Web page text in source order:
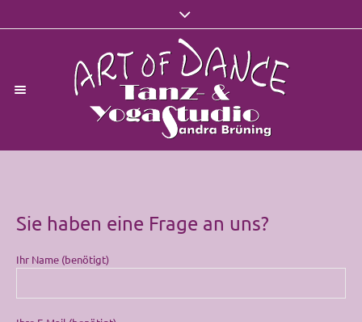
Sie haben eine Frage an uns?
Ihr Name (benötigt)